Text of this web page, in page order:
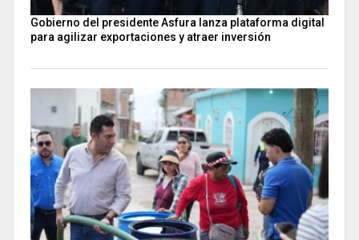
Gobierno del presidente Asfura lanza plataforma digital
para agilizar exportaciones y atraer inversión